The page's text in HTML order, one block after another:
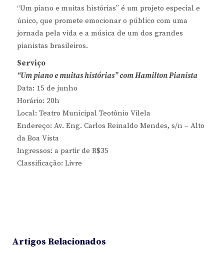
“Um piano e muitas histórias” é um projeto especial e
único, que promete emocionar o público com uma
jornada pela vida e a música de um dos grandes
pianistas brasileiros.
Serviço
“Um piano e muitas histórias” com Hamilton Pianista
Data: 15 de junho
Horário: 20h
Local: Teatro Municipal Teotônio Vilela
Endereço: Av. Eng. Carlos Reinaldo Mendes, s/n – Alto
da Boa Vista
Ingressos: a partir de R$35
Classificação: Livre
Artigos Relacionados